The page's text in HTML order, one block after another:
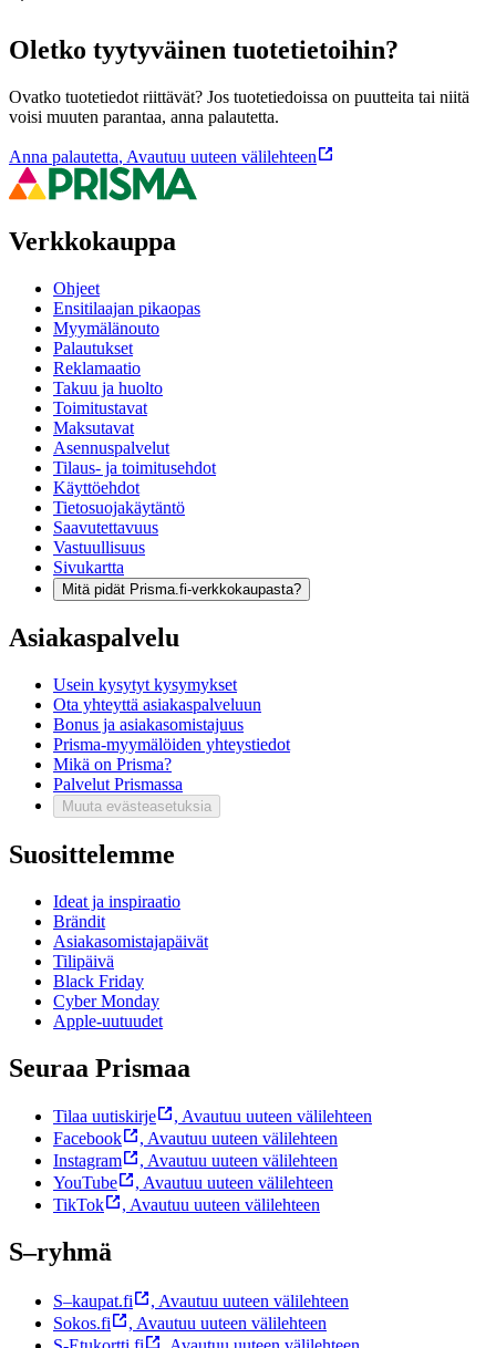
Oletko tyytyväinen tuotetietoihin?
Ovatko tuotetiedot riittävät? Jos tuotetiedoissa on puutteita tai niitä
voisi muuten parantaa, anna palautetta.
Anna palautetta, Avautuu uuteen välilehteen
Verkkokauppa
Ohjeet
Ensitilaajan pikaopas
Myymälänouto
Palautukset
Reklamaatio
Takuu ja huolto
Toimitustavat
Maksutavat
Asennuspalvelut
Tilaus- ja toimitusehdot
Käyttöehdot
Tietosuojakäytäntö
Saavutettavuus
Vastuullisuus
Sivukartta
Mitä pidät Prisma.fi-verkkokaupasta?
Asiakaspalvelu
Usein kysytyt kysymykset
Ota yhteyttä asiakaspalveluun
Bonus ja asiakasomistajuus
Prisma-myymälöiden yhteystiedot
Mikä on Prisma?
Palvelut Prismassa
Muuta evästeasetuksia
Suosittelemme
Ideat ja inspiraatio
Brändit
Asiakasomistajapäivät
Tilipäivä
Black Friday
Cyber Monday
Apple-uutuudet
Seuraa Prismaa
Tilaa uutiskirje , Avautuu uuteen välilehteen
Facebook
, Avautuu uuteen välilehteen
Instagram
, Avautuu uuteen välilehteen
YouTube
, Avautuu uuteen välilehteen
TikTok
, Avautuu uuteen välilehteen
S–ryhmä
S–kaupat.fi , Avautuu uuteen välilehteen
Sokos.fi
, Avautuu uuteen välilehteen